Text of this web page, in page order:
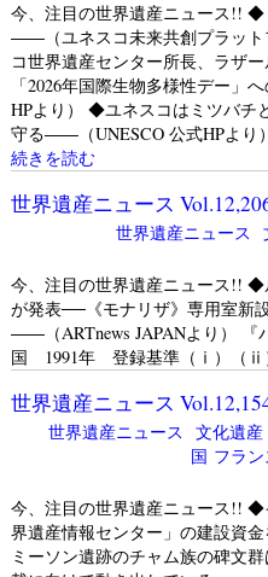
今、注目の世界遺産ニュース!! ◆
――（ユネスコ未来共創プラッ
コ世界遺産センター所長、ラザ
「2026年国際生物多様性デー
HPより） ◆ユネスコはミツバチ
守る――（UNESCO 公式HPより
続きを読む
世界遺産ニュース
世界遺産ニュース
今、注目の世界遺産ニュース!!
が発表──《モナリザ》専用室新
――（ARTnews JAPANより） 『
国 1991年 登録基準（ⅰ）（ⅱ
世界遺産ニュース
世界遺産ニュース 文化遺産
国 フラ
今、注目の世界遺産ニュース!!
界遺産情報センター」の建設資
ミーソン遺跡のチャム族の碑文